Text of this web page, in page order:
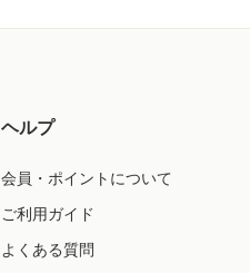
ヘルプ
会員・ポイントについて
ご利用ガイド
よくある質問